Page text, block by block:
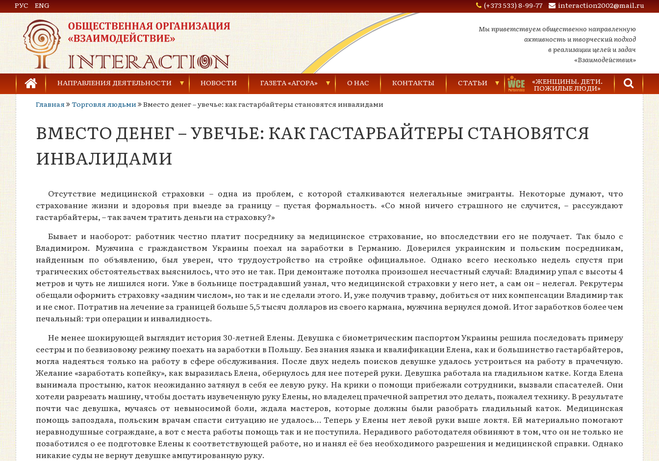
Общественная организация «Взаимодействие»
РУС ENG (+373 533) 8-99-77 interaction2002@mail.ru
Мы приветствуем общественно направленную
активность и творческий подход
в реализации целей и задач
«Взаимодействия»
НАПРАВЛЕНИЯ ДЕЯТЕЛЬНОСТИ
Предупреждение торговли людьми
Предупреждение насилия в семье
Развитие детей и молодёжи
НОВОСТИ ГАЗЕТА «АГОРА»
Газеты за 2021 г.
Газеты за 2020 г.
Газеты за 2016 г.
Газеты за 2014 г.
Газеты за 2013 г.
Газеты за 2012 г.
О НАС КОНТАКТЫ СТАТЬИ
Насилие в семье
«ЖЕНЩИНЫ. ДЕТИ.
ПОЖИЛЫЕ ЛЮДИ»
Главная
Торговля людьми Вместо денег – увечье: как гастарбайтеры становятся инвалидами
ВМЕСТО ДЕНЕГ – УВЕЧЬЕ: КАК ГАСТАРБАЙТЕРЫ СТАНОВЯТСЯ
ИНВАЛИДАМИ
Отсутствие медицинской страховки – одна из проблем, с которой сталкиваются нелегальные эмигранты. Некоторые думают, что
страхование жизни и здоровья при выезде за границу – пустая формальность. «Со мной ничего страшного не случится, – рассуждают
гастарбайтеры, – так зачем тратить деньги на страховку?»
Бывает и наоборот: работник честно платит посреднику за медицинское страхование, но впоследствии его не получает. Так было с
Владимиром. Мужчина с гражданством Украины поехал на заработки в Германию. Доверился украинским и польским посредникам,
найденным по объявлению, был уверен, что трудоустройство на стройке официальное. Однако всего несколько недель спустя при
трагических обстоятельствах выяснилось, что это не так. При демонтаже потолка произошел несчастный случай: Владимир упал с высоты 4
метров и чуть не лишился ноги. Уже в больнице пострадавший узнал, что медицинской страховки у него нет, а сам он – нелегал. Рекрутеры
обещали оформить страховку «задним числом», но так и не сделали этого. И, уже получив травму, добиться от них компенсации Владимир так
и не смог. Потратив на лечение за границей больше 5,5 тысяч долларов из своего кармана, мужчина вернулся домой. Итог заработков более чем
печальный: три операции и инвалидность.
Не менее шокирующей выглядит история 30-летней Елены. Девушка с биометрическим паспортом Украины решила последовать примеру
сестры и по безвизовому режиму поехать на заработки в Польшу. Без знания языка и квалификации Елена, как и большинство гастарбайтеров,
могла надеяться только на работу в сфере обслуживания. После двух недель поисков девушке удалось устроиться на работу в прачечную.
Желание «заработать копейку», как выразилась Елена, обернулось для нее потерей руки. Девушка работала на гладильном катке. Когда Елена
вынимала простыню, каток неожиданно затянул в себя ее левую руку. На крики о помощи прибежали сотрудники, вызвали спасателей. Они
хотели разрезать машину, чтобы достать изувеченную руку Елены, но владелец прачечной запретил это делать, пожалел технику. В результате
почти час девушка, мучаясь от невыносимой боли, ждала мастеров, которые должны были разобрать гладильный каток. Медицинская
помощь запоздала, польским врачам спасти ситуацию не удалось… Теперь у Елены нет левой руки выше локтя. Ей материально помогают
неравнодушные сограждане, а вот с места работы помощь так и не поступила. Нерадивого работодателя обвиняют в том, что он не только не
позаботился о ее подготовке Елены к соответствующей работе, но и нанял её без необходимого разрешения и медицинской справки. Однако
никакие суды не вернут девушке ампутированную руку.